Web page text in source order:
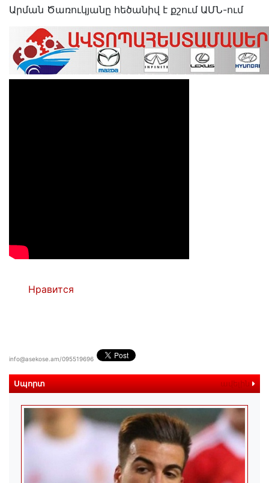
Արման Ծառուկյանը հեծանիվ է քշում ԱՄՆ-ում
Нравится
info@asekose.am/095519696
Սպորտ ավելին